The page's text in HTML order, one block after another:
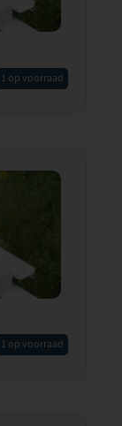
1 op voorraad
1 op voorraad